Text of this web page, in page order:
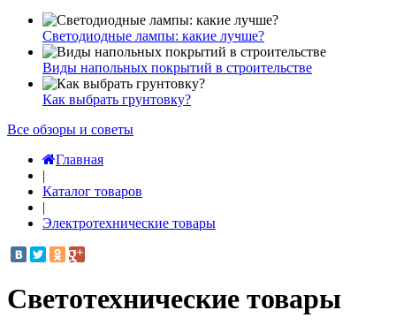
Светодиодные лампы: какие лучше?
Виды напольных покрытий в строительстве
Как выбрать грунтовку?
Все обзоры и советы
Главная
|
Каталог товаров
|
Электротехнические товары
Светотехнические товары